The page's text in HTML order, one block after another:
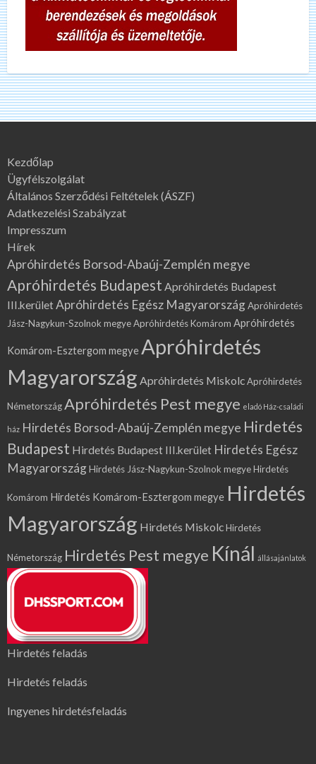
Kezdőlap
Ügyfélszolgálat
Általános Szerződési Feltételek (ÁSZF)
Adatkezelési Szabályzat
Impresszum
Hírek
Apróhirdetés Borsod-Abaúj-Zemplén megye
Apróhirdetés Budapest Apróhirdetés Budapest
III.kerületApróhirdetés Egész MagyarországApróhirdetés
Jász-Nagykun-Szolnok megyeApróhirdetés Komárom Apróhirdetés
Komárom-Esztergom megye Apróhirdetés
Magyarország Apróhirdetés MiskolcApróhirdetés
NémetországApróhirdetés Pest megye eladó Ház-családi
ház Hirdetés Borsod-Abaúj-Zemplén megye Hirdetés
Budapest Hirdetés Budapest III.kerület Hirdetés Egész
MagyarországHirdetés Jász-Nagykun-Szolnok megyeHirdetés
Komárom Hirdetés Komárom-Esztergom megye Hirdetés
Magyarország Hirdetés MiskolcHirdetés
Németország Hirdetés Pest megye Kínál állásajánlatok
Hirdetés feladás
Hirdetés feladás
Ingyenes hirdetésfeladás